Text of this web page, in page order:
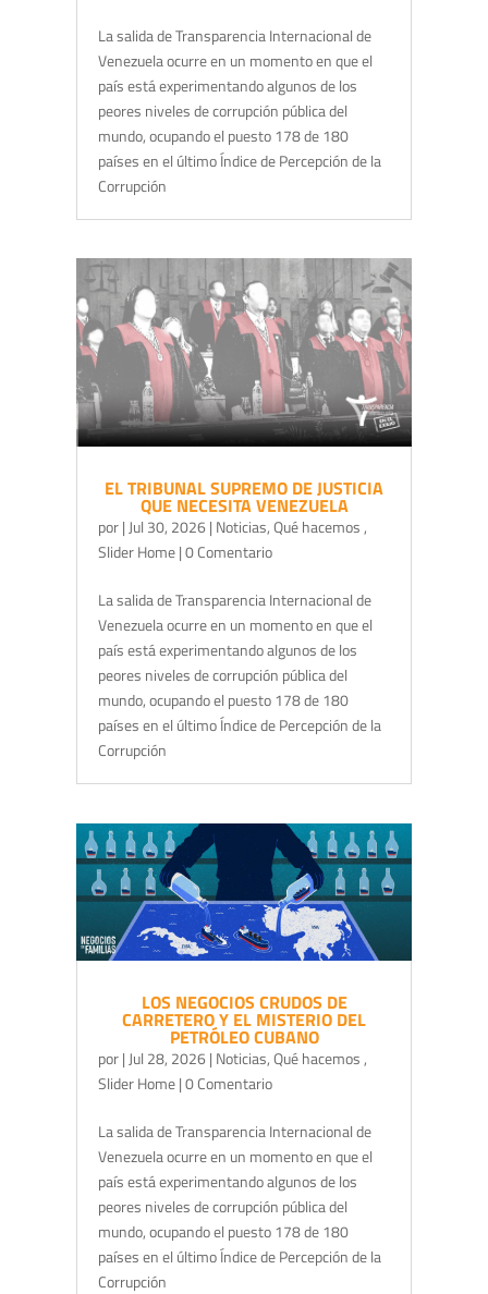
La salida de Transparencia Internacional de
Venezuela ocurre en un momento en que el
país está experimentando algunos de los
peores niveles de corrupción pública del
mundo, ocupando el puesto 178 de 180
países en el último Índice de Percepción de la
Corrupción
EL TRIBUNAL SUPREMO DE JUSTICIA
QUE NECESITA VENEZUELA
por|Jul 30, 2026| Noticias,Qué hacemos,
Slider Home| 0 Comentario
La salida de Transparencia Internacional de
Venezuela ocurre en un momento en que el
país está experimentando algunos de los
peores niveles de corrupción pública del
mundo, ocupando el puesto 178 de 180
países en el último Índice de Percepción de la
Corrupción
LOS NEGOCIOS CRUDOS DE
CARRETERO Y EL MISTERIO DEL
PETRÓLEO CUBANO
por| Jul 28, 2026| Noticias,Qué hacemos ,
Slider Home| 0 Comentario
La salida de Transparencia Internacional de
Venezuela ocurre en un momento en que el
país está experimentando algunos de los
peores niveles de corrupción pública del
mundo, ocupando el puesto 178 de 180
países en el último Índice de Percepción de la
Corrupción